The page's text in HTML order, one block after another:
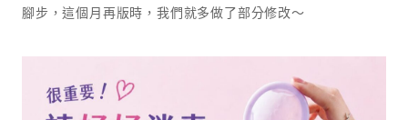
腳步，這個月再版時，我們就多做了部分修改～